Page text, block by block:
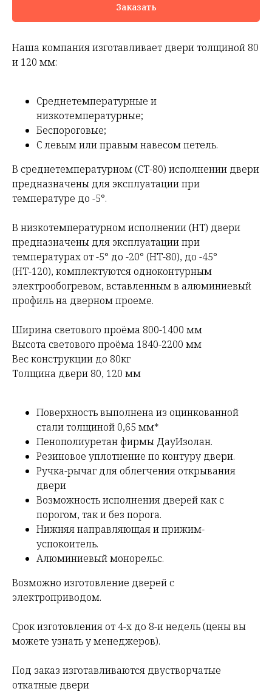
Заказать
Наша компания изготавливает двери толщиной 80
и 120 мм:
Среднетемпературные и
низкотемпературные;
Беспороговые;
С левым или правым навесом петель.
В среднетемпературном (СТ-80) исполнении двери
предназначены для эксплуатации при
температуре до -5°.
В низкотемпературном исполнении (НТ) двери
предназначены для эксплуатации при
температурах от -5° до -20° (НТ-80), до -45°
(НТ-120), комплектуются одноконтурным
электрообогревом, вставленным в алюминиевый
профиль на дверном проеме.
Ширина светового проёма 800-1400 мм
Высота светового проёма 1840-2200 мм
Вес конструкции до 80кг
Толщина двери 80, 120 мм
Поверхность выполнена из оцинкованной
стали толщиной 0,65 мм*
Пенополиуретан фирмы ДауИзолан.
Резиновое уплотнение по контуру двери.
Ручка-рычаг для облегчения открывания
двери
Возможность исполнения дверей как с
порогом, так и без порога.
Нижняя направляющая и прижим-
успокоитель.
Алюминиевый монорельс.
Возможно изготовление дверей с
электроприводом.
Срок изготовления от 4-х до 8-и недель (цены вы
можете узнать у менеджеров).
Под заказ изготавливаются двустворчатые
откатные двери